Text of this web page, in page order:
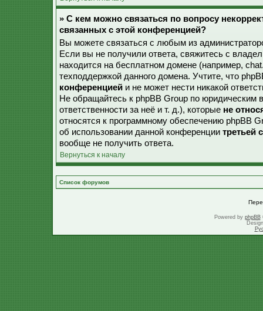
» С кем можно связаться по вопросу
связанных с этой конференцией?
Вы можете связаться с любым из
Если вы не получили ответа, свяжитесь с
находится на бесплатном домене (например,
техподдержкой данного домена. Учтите, что
конференцией и не может нести никакой
Не обращайтесь к phpBB Group по юридическим
ответственности за неё и т. д.), которые не
относятся к программному обеспечению phpBB
об использовании данной конференции третьей
вообще не получить ответа.
Вернуться к началу
Список форумов
Powered by phpBB